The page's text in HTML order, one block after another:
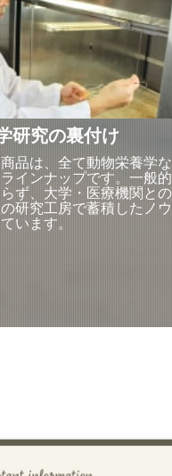
研究の裏付け
商品は、全て動物栄養学
インナップです。一般
ず、大学・医療機関と
研究工房で蓄積したノ
います。